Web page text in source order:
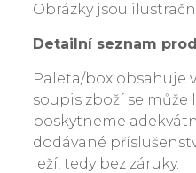
Obrázky jsou
Detailní seznam
Paleta/box obsahuje
soupis zboží se může
poskytneme
dodávané
leží, tedy bez záruky.